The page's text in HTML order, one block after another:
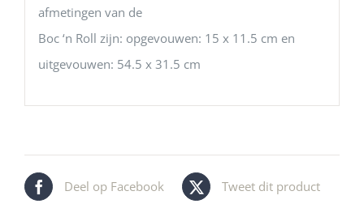
afmetingen van de
Boc ‘n Roll zijn: opgevouwen: 15 x 11.5 cm en
uitgevouwen: 54.5 x 31.5 cm
Deel op Facebook Tweet dit product